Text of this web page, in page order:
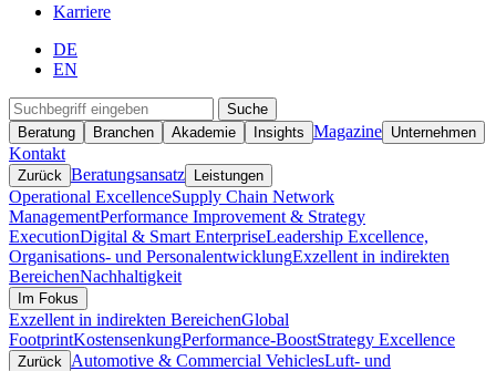
Karriere
DE
EN
Suche
Beratung
Branchen Akademie Insights Magazine Unternehmen
Kontakt
Zurück Beratungsansatz Leistungen
Operational ExcellenceSupply Chain Network
ManagementPerformance Improvement & Strategy
ExecutionDigital & Smart EnterpriseLeadership Excellence,
Organisations- und PersonalentwicklungExzellent in indirekten
BereichenNachhaltigkeit
Im Fokus
Exzellent in indirekten BereichenGlobal
FootprintKostensenkungPerformance-BoostStrategy Excellence
Zurück Automotive & Commercial VehiclesLuft- und